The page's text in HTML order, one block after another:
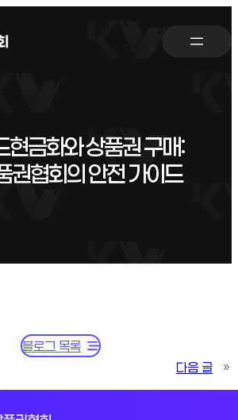
현금화와 상품권 구매:
권협회의 안전 가이드
블로그 목록
다음 글
»